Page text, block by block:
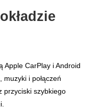
Apple CarPlay i Android
muzyki i połączeń
przyciski szybkiego